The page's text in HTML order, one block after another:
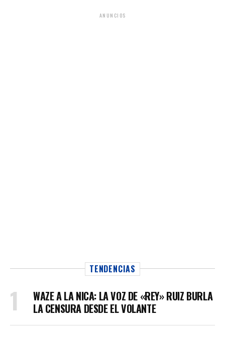
ANUNCIOS
TENDENCIAS
WAZE A LA NICA: LA VOZ DE «REY» RUIZ BURLA
LA CENSURA DESDE EL VOLANTE